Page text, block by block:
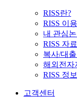
RISS란?
RISS 이
내 관심
RISS 자
복사/대
해외전자
RISS 정
고객센터